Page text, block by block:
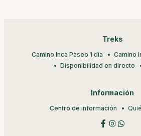
Treks
Camino Inca Paseo 1 día
Camino
Disponibilidad en directo
Información
Centro de información